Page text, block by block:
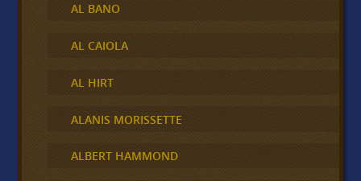
AL BANO
AL CAIOLA
AL HIRT
ALANIS MORISSETTE
ALBERT HAMMOND